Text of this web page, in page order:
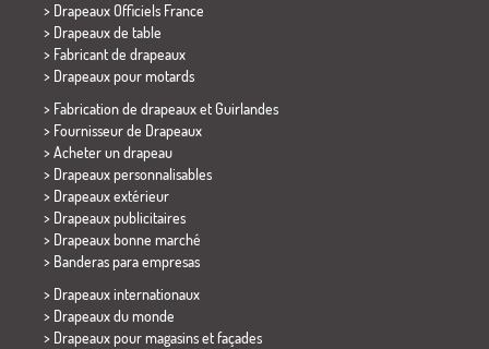
> Drapeaux Officiels France
> Drapeaux de table
> Fabricant de drapeaux
> Drapeaux pour motards
> Fabrication de drapeaux et Guirlandes
> Fournisseur de Drapeaux
> Acheter un drapeau
> Drapeaux personnalisables
> Drapeaux extérieur
> Drapeaux publicitaires
> Drapeaux bonne marché
> Banderas para empresas
> Drapeaux internationaux
> Drapeaux du monde
> Drapeaux pour magasins et façades